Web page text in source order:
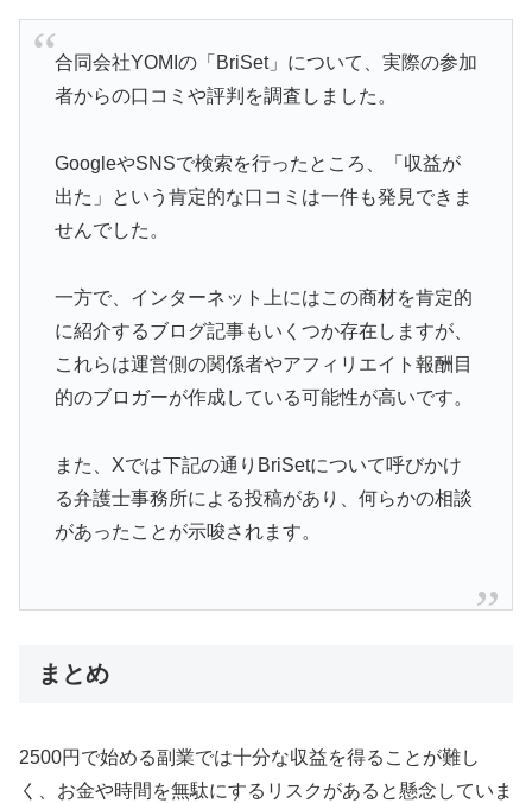
合同会社YOMIの「BriSet」について、実際の参加
者からの口コミや評判を調査しました。
GoogleやSNSで検索を行ったところ、「収益が
出た」という肯定的な口コミは一件も発見できま
せんでした。
一方で、インターネット上にはこの商材を肯定的
に紹介するブログ記事もいくつか存在しますが、
これらは運営側の関係者やアフィリエイト報酬目
的のブロガーが作成している可能性が高いです。
また、Xでは下記の通りBriSetについて呼びかけ
る弁護士事務所による投稿があり、何らかの相談
があったことが示唆されます。
まとめ
2500円で始める副業では十分な収益を得ることが難し
く、お金や時間を無駄にするリスクがあると懸念していま